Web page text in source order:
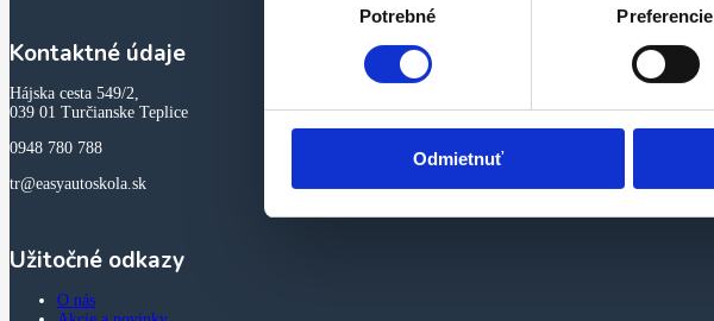
Potrebné Preferencie
Odmietnuť
Kontaktné údaje
Hájska cesta 549/2,
039 01 Turčianske Teplice
0948 780 788
tr@easyautoskola.sk
Užitočné odkazy
O nás